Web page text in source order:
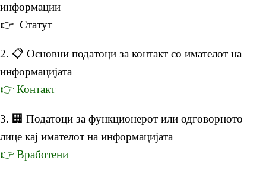
информации
👉 Статут
2. 📋 Основни податоци за контакт со имателот на
информацијата
👉 Контакт
3. 🏢 Податоци за функционерот или одговорното
лице кај имателот на информацијата
👉 Вработени